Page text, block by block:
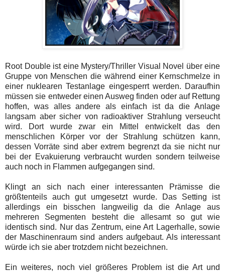
Root Double ist eine Mystery/Thriller Visual Novel über eine
Gruppe von Menschen die während einer Kernschmelze in
einer nuklearen Testanlage eingesperrt werden. Daraufhin
müssen sie entweder einen Ausweg finden oder auf Rettung
hoffen, was alles andere als einfach ist da die Anlage
langsam aber sicher von radioaktiver Strahlung verseucht
wird. Dort wurde zwar ein Mittel entwickelt das den
menschlichen Körper vor der Strahlung schützen kann,
dessen Vorräte sind aber extrem begrenzt da sie nicht nur
bei der Evakuierung verbraucht wurden sondern teilweise
auch noch in Flammen aufgegangen sind.
Klingt an sich nach einer interessanten Prämisse die
größtenteils auch gut umgesetzt wurde. Das Setting ist
allerdings ein bisschen langweilig da die Anlage aus
mehreren Segmenten besteht die allesamt so gut wie
identisch sind. Nur das Zentrum, eine Art Lagerhalle, sowie
der Maschinenraum sind anders aufgebaut. Als interessant
würde ich sie aber trotzdem nicht bezeichnen.
Ein weiteres, noch viel größeres Problem ist die Art und